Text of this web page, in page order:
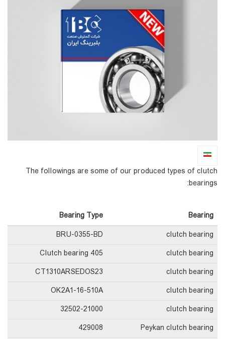
The followings are some of our produced types of clutch
bearings:
Bearing
Bearing Type
clutch bearing
BRU-0355-BD
clutch bearing
Clutch bearing 405
clutch bearing
CT1310ARSEDOS23
clutch bearing
OK2A1-16-510A
clutch bearing
32502-21000
Peykan clutch bearing
429008